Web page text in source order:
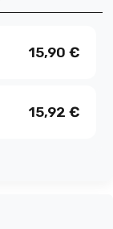
15,90 €
15,92 €